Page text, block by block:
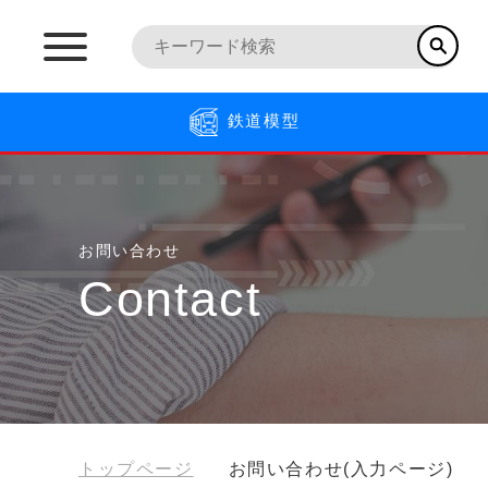
鉄道模型
お問い合わせ
Contact
トップページ お問い合わせ(入力ページ)